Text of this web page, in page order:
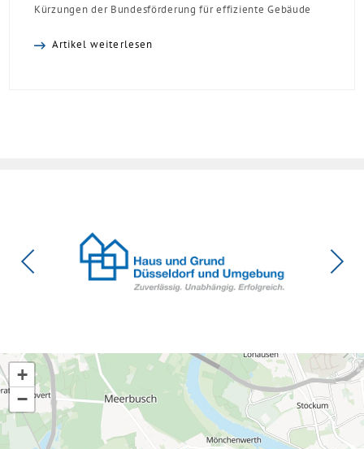
Kürzungen der Bundesförderung für effiziente Gebäude
Artikel weiterlesen
+
−